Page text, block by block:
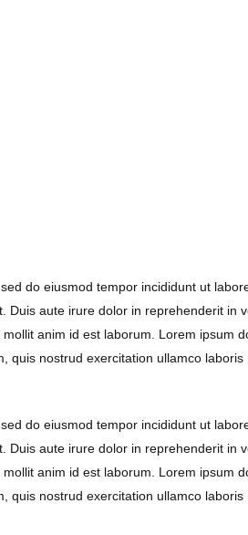
do eiusmod tempor incididunt ut
Duis aute irure dolor in reprehenderit
anim id est laborum. Lorem ipsum
quis nostrud exercitation ullamco
do eiusmod tempor incididunt ut
Duis aute irure dolor in reprehenderit
anim id est laborum. Lorem ipsum
quis nostrud exercitation ullamco